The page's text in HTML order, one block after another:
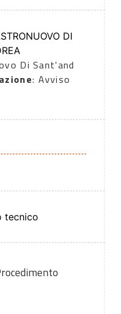
DI
Di Sant'and
: Avviso
tecnico